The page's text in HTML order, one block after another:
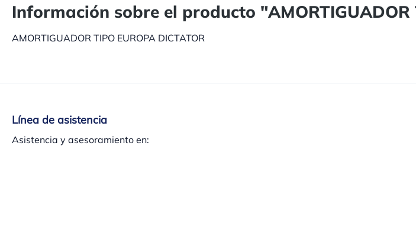
Información sobre el producto "AMORTIGUADOR
AMORTIGUADOR TIPO EUROPA DICTATOR
Línea de asistencia
Asistencia y asesoramiento en: